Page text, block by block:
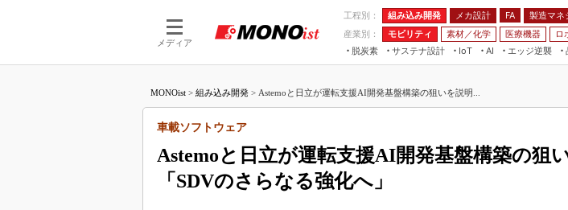
メディア
工程別： 組み込み開発 メカ設計 FA 製造マネ
産業別：
モビリティ 素材／化学 医療機器 ロ
脱炭素
サステナ設計
IoT
つながる工場
AI
AI×設備保全
エッジ逆襲
JIMTOF
IIFES
つながるクルマ
VR／AR
フィールドサービス
FA
モビリティ
MONOist > 組み込み開発 > Astemoと日立が運転支援AI開発基盤構築の狙いを説明...
Astemoと日立が運転支援AI開発基盤構築の狙
「SDVのさらなる強化へ」
車載ソフトウェア